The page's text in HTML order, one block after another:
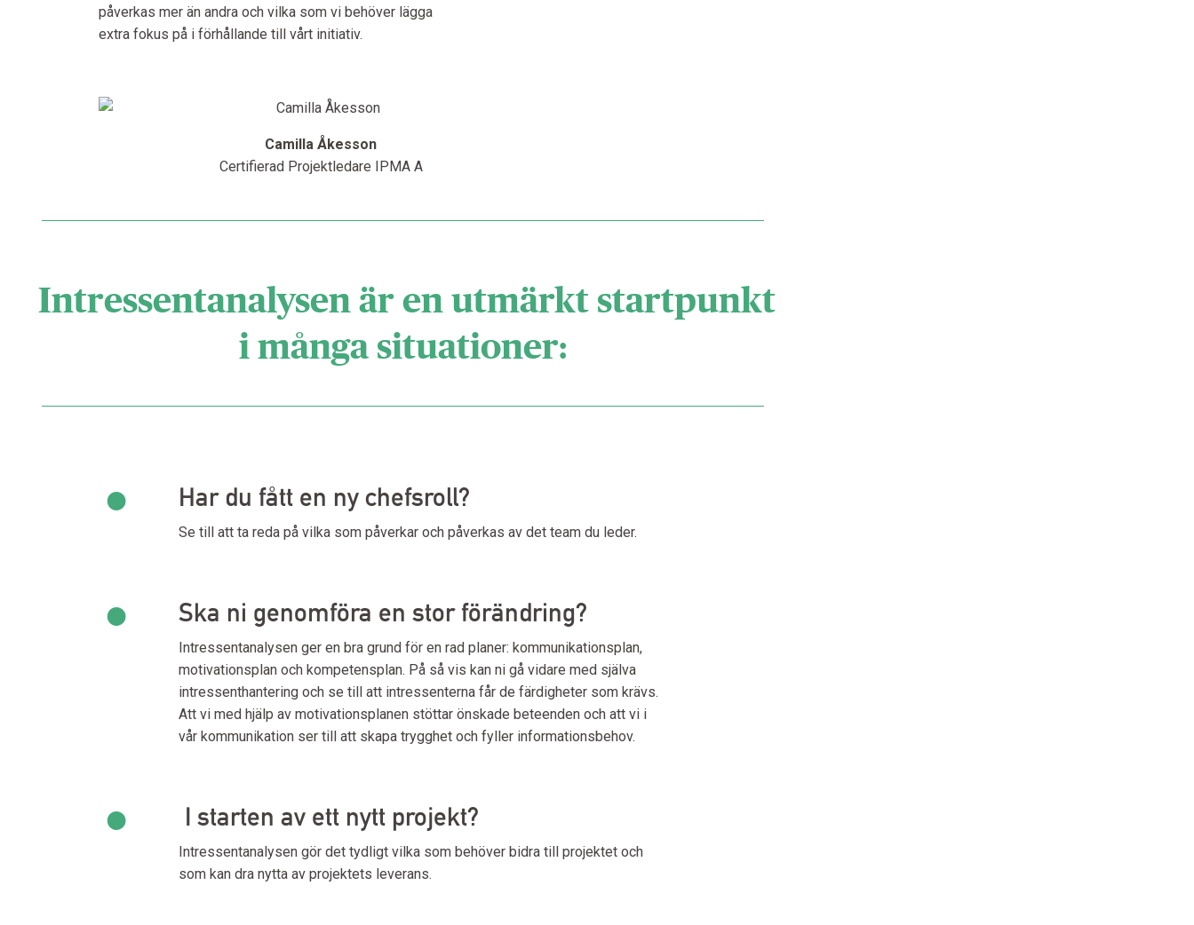
påverkas mer än andra och vilka som vi behöver lägga
extra fokus på i förhållande till vårt initiativ.
Camilla Åkesson
Certifierad Projektledare IPMA A
Intressentanalysen är en utmärkt startpunkt
i många situationer:
• Har du fått en ny chefsroll?
Se till att ta reda på vilka som påverkar och påverkas av det team du leder.
• Ska ni genomföra en stor förändring?
Intressentanalysen ger en bra grund för en rad planer: kommunikationsplan,
motivationsplan och kompetensplan. På så vis kan ni gå vidare med själva
intressenthantering och se till att intressenterna får de färdigheter som krävs.
Att vi med hjälp av motivationsplanen stöttar önskade beteenden och att vi i
vår kommunikation ser till att skapa trygghet och fyller informationsbehov.
• I starten av ett nytt projekt?
Intressentanalysen gör det tydligt vilka som behöver bidra till projektet och
som kan dra nytta av projektets leverans.